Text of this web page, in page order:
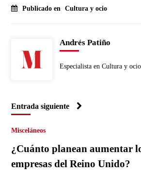
Publicado en Cultura y ocio
Andrés Patiño
Especialista en Cultura y ocio
Entrada siguiente
Misceláneos
¿Cuánto planean aumentar
empresas del Reino Unido?